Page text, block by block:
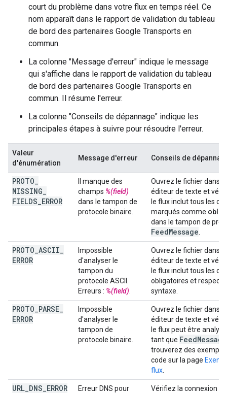
court du problème dans votre flux en temps réel. Ce
nom apparaît dans le rapport de validation du tableau
de bord des partenaires Google Transports en
commun.
La colonne "Message d'erreur" indique le message
qui s'affiche dans le rapport de validation du tableau
de bord des partenaires Google Transports en
commun. Il résume l'erreur.
La colonne "Conseils de dépannage" indique les
principales étapes à suivre pour résoudre l'erreur.
Valeur
d'énumération
Message d'erreur Conseils de
PROTO
MISSING
FIELDS ERROR
Il manque des
champs %(field)
dans le tampon de
protocole binaire.
Ouvrez le fichier dans
éditeur de texte et
le flux inclut tous les
marqués comme
dans le tampon de
FeedMessage
PROTO ASCII
ERROR
Impossible
d'analyser le
tampon du
protocole ASCII.
Erreurs : %(field)
Ouvrez le fichier dans
éditeur de texte et
le flux inclut tous les
obligatoires et
syntaxe.
PROTO PARSE
ERROR
Impossible
d'analyser le
tampon de
protocole binaire.
Ouvrez le fichier dans
éditeur de texte et
le flux peut être
tant que FeedMessage
trouverez des
code sur la page
flux
URL DNS ERROR
Erreur DNS pour
Vérifiez la connexion